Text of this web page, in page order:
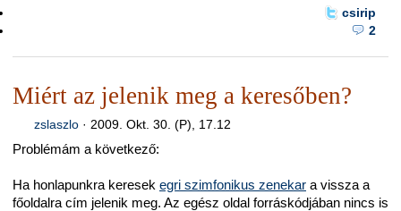
csirip
2
Miért az jelenik meg a keresőben?
zslaszlo· 2009. Okt. 30. (P), 17.12
Problémám a következő:
Ha honlapunkra keresek egri szimfonikus zenekar a vissza a
főoldalra cím jelenik meg. Az egész oldal forráskódjában nincs is